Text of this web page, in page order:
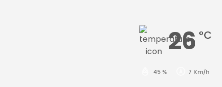
26 °C
45 % 7 Km/h